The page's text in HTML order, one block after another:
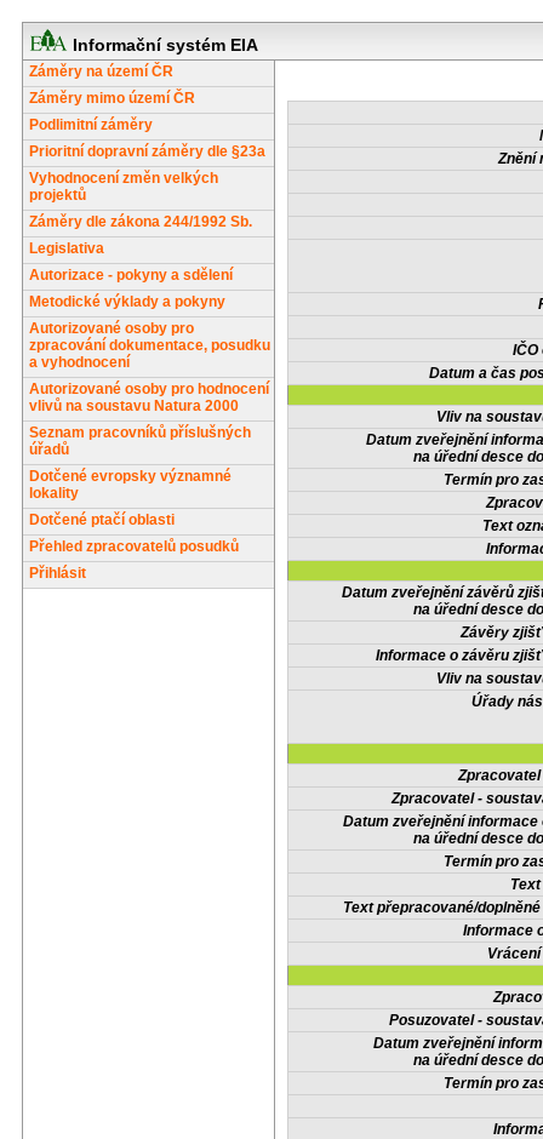
Informační systém EIA
Záměry na území ČR
Záměry mimo území ČR
Podlimitní záměry
Prioritní dopravní záměry dle §23a
Vyhodnocení změn velkých
projektů
Záměry dle zákona 244/1992 Sb.
Legislativa
Autorizace - pokyny a sdělení
Metodické výklady a pokyny
Autorizované osoby pro
zpracování dokumentace, posudku
a vyhodnocení
Autorizované osoby pro hodnocení
vlivů na soustavu Natura 2000
Seznam pracovníků příslušných
úřadů
Dotčené evropsky významné
lokality
Dotčené ptačí oblasti
Přehled zpracovatelů posudků
Přihlásit
Znění
IČO
Datum a čas
Vliv na
Datum zveřejnění
na úřední desce
Termín pro
Text
Datum zveřejnění závěrů
na úřední desce
Závěry
Informace o závěru
Vliv na
Úřady
Zpracovatel -
Datum zveřejnění informace
na úřední desce
Termín pro
Text přepracované/
Informace
Posuzovatel -
Datum zveřejnění
na úřední desce
Termín pro